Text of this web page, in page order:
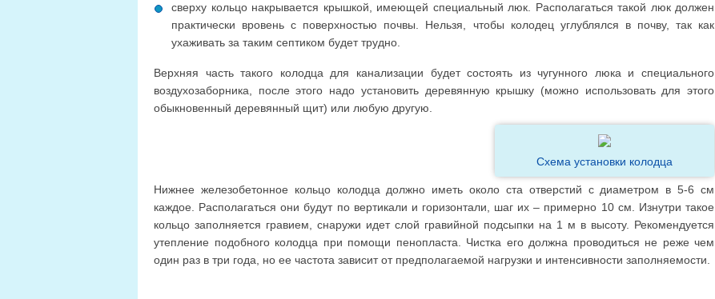
сверху кольцо накрывается крышкой, имеющей специальный люк. Располагаться такой люк должен
практически вровень с поверхностью почвы. Нельзя, чтобы колодец углублялся в почву, так как
ухаживать за таким септиком будет трудно.
Верхняя часть такого колодца для канализации будет состоять из чугунного люка и специального
воздухозаборника, после этого надо установить деревянную крышку (можно использовать для этого
обыкновенный деревянный щит) или любую другую.
Схема установки колодца
Нижнее железобетонное кольцо колодца должно иметь около ста отверстий с диаметром в 5-6 см
каждое. Располагаться они будут по вертикали и горизонтали, шаг их – примерно 10 см. Изнутри такое
кольцо заполняется гравием, снаружи идет слой гравийной подсыпки на 1 м в высоту. Рекомендуется
утепление подобного колодца при помощи пенопласта. Чистка его должна проводиться не реже чем
один раз в три года, но ее частота зависит от предполагаемой нагрузки и интенсивности заполняемости.